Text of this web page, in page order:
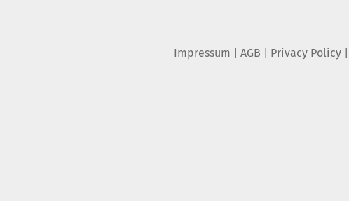
Impressum AGB Privacy Policy|